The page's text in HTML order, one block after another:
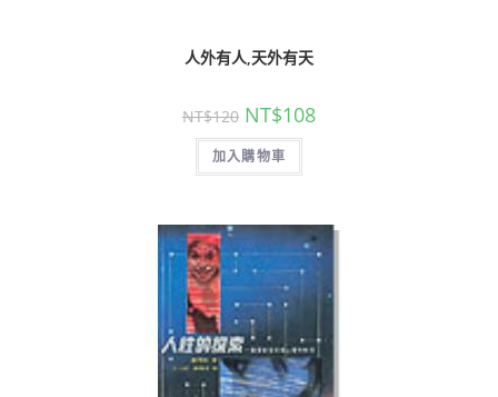
人外有人,天外有天
NT$120 NT$108
加入購物車